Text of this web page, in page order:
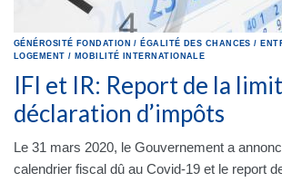
GÉNÉROSITÉ FONDATION / ÉGALITÉ DES CHANCES /
LOGEMENT / MOBILITÉ INTERNATIONALE
IFI et IR: Report de la
déclaration d’impôts
Le 31 mars 2020, le Gouvernement a
calendrier fiscal dû au Covid-19 et le report